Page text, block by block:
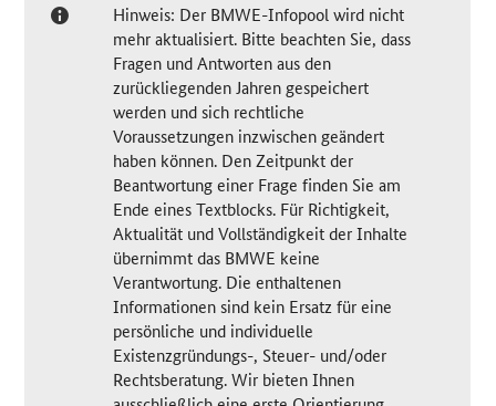
Hinweis: Der BMWE-Infopool wird nicht
mehr aktualisiert. Bitte beachten Sie, dass
Fragen und Antworten aus den
zurückliegenden Jahren gespeichert
werden und sich rechtliche
Voraussetzungen inzwischen geändert
haben können. Den Zeitpunkt der
Beantwortung einer Frage finden Sie am
Ende eines Textblocks. Für Richtigkeit,
Aktualität und Vollständigkeit der Inhalte
übernimmt das BMWE keine
Verantwortung. Die enthaltenen
Informationen sind kein Ersatz für eine
persönliche und individuelle
Existenzgründungs-, Steuer- und/oder
Rechtsberatung. Wir bieten Ihnen